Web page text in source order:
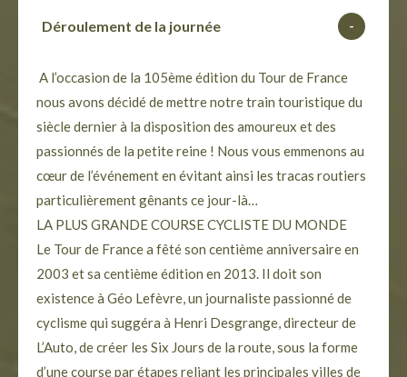
Déroulement de la journée -
A l’occasion de la 105ème édition du Tour de France
nous avons décidé de mettre notre train touristique du
siècle dernier à la disposition des amoureux et des
passionnés de la petite reine ! Nous vous emmenons au
cœur de l’événement en évitant ainsi les tracas routiers
particulièrement gênants ce jour-là…
LA PLUS GRANDE COURSE CYCLISTE DU MONDE
Le Tour de France a fêté son centième anniversaire en
2003 et sa centième édition en 2013. Il doit son
existence à Géo Lefèvre, un journaliste passionné de
cyclisme qui suggéra à Henri Desgrange, directeur de
L’Auto, de créer les Six Jours de la route, sous la forme
d’une course par étapes reliant les principales villes de